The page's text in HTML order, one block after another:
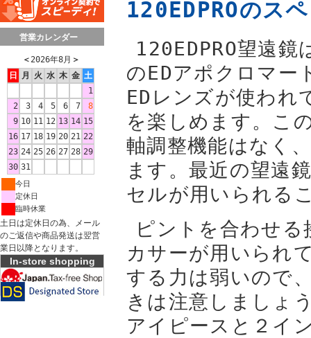
営業カレンダー
＜ 2026年8月 ＞
日
月 火 水 木 金 土
1
2
3 4 5 6 7
8
9 10 11 12 13 14 15
16 17 18 19 20 21 22
23 24 25 26 27 28 29
30 31
今日
定休日
臨時休業
土日は定休日の為、メール
のご返信や商品発送は翌営
業日以降となります。
In-store shopping
120EDPROのス
120EDPRO望遠
のEDアポクロマー
EDレンズが使われ
を楽しめます。こ
軸調整機能はなく
ます。最近の望遠
セルが用いられる
ピントを合わせ
カサーが用いられ
する力は弱いので
きは注意しましょ
アイピースと２イ